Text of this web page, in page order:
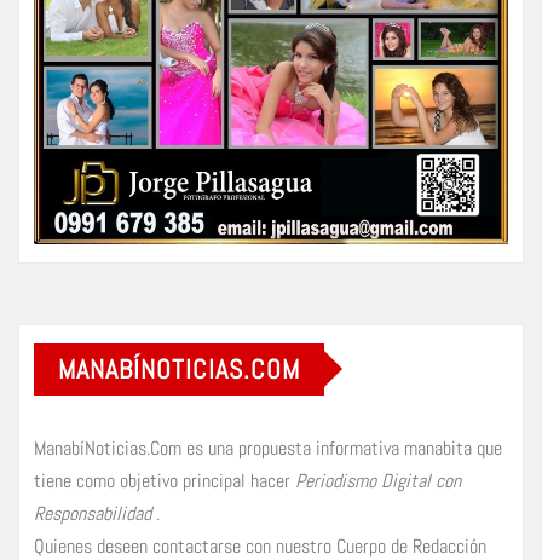
MANABÍNOTICIAS.COM
ManabíNoticias.Com es una propuesta informativa manabita que
tiene como objetivo principal hacer Periodismo Digital con
Responsabilidad.
Quienes deseen contactarse con nuestro Cuerpo de Redacción